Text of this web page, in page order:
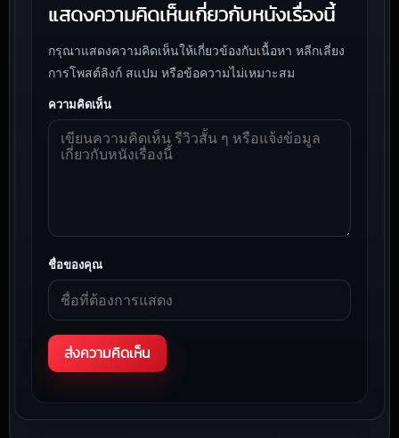
แสดงความคิดเห็นเกี่ยวกับหนังเรื่องนี้
กรุณาแสดงความคิดเห็นให้เกี่ยวข้องกับเนื้อหา หลีกเลี่ยง
การโพสต์ลิงก์ สแปม หรือข้อความไม่เหมาะสม
ความคิดเห็น
ชื่อของคุณ